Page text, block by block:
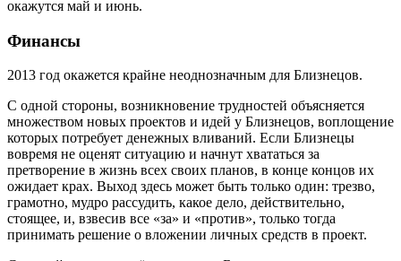
окажутся май и июнь.
Финансы
2013 год окажется крайне неоднозначным для Близнецов.
С одной стороны, возникновение трудностей объясняется
множеством новых проектов и идей у Близнецов, воплощение
которых потребует денежных вливаний. Если Близнецы
вовремя не оценят ситуацию и начнут хвататься за
претворение в жизнь всех своих планов, в конце концов их
ожидает крах. Выход здесь может быть только один: трезво,
грамотно, мудро рассудить, какое дело, действительно,
стоящее, и, взвесив все «за» и «против», только тогда
принимать решение о вложении личных средств в проект.